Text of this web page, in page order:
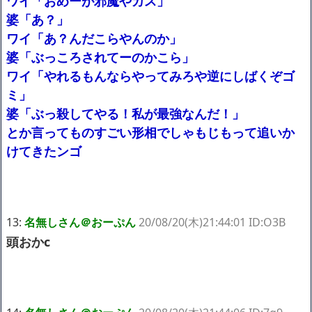
婆「あ？」
ワイ「あ？んだこらやんのか」
婆「ぶっころされてーのかこら」
ワイ「やれるもんならやってみろや逆にしばくぞゴ
ミ」
婆「ぶっ殺してやる！私が最強なんだ！」
とか言ってものすごい形相でしゃもじもって追いか
けてきたンゴ
13: 名無しさん＠おーぷん20/08/20(木)21:44:01 ID:O3B
頭おかc